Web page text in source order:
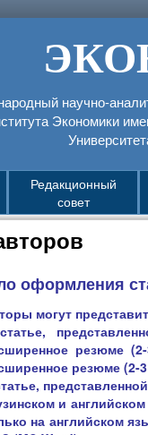
научно-
Экономики
Редакционный
совет
оформления
могут
резюме
резюме (2-
и
на английском